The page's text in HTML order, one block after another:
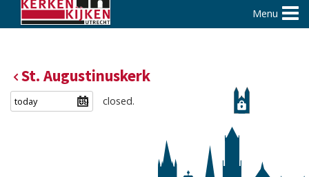
Menu
St. Augustinuskerk
closed.